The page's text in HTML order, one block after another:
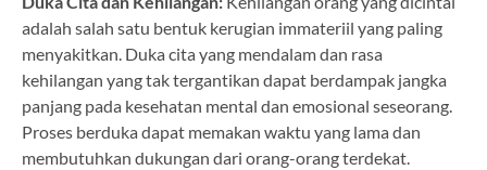
adalah salah satu bentuk kerugian immateriil yang paling
menyakitkan. Duka cita yang mendalam dan rasa
kehilangan yang tak tergantikan dapat berdampak jangka
panjang pada kesehatan mental dan emosional seseorang.
Proses berduka dapat memakan waktu yang lama dan
membutuhkan dukungan dari orang-orang terdekat.